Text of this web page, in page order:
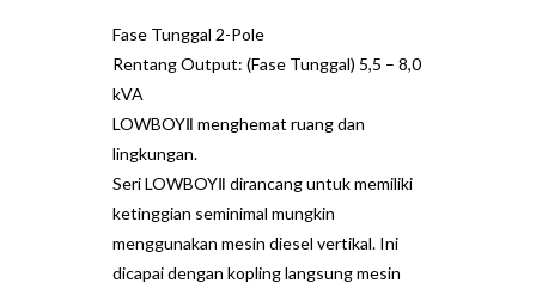
Fase Tunggal 2-Pole
Rentang Output: (Fase Tunggal) 5,5 – 8,0
kVA
LOWBOYⅡ menghemat ruang dan
lingkungan.
Seri LOWBOYⅡ dirancang untuk memiliki
ketinggian seminimal mungkin
menggunakan mesin diesel vertikal. Ini
dicapai dengan kopling langsung mesin